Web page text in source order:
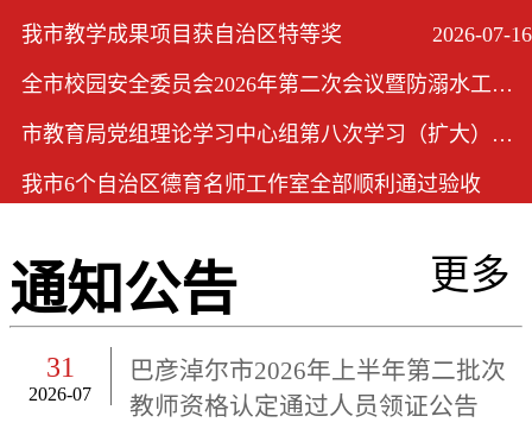
2026-07-17
我市教学成果项目获自治区特等奖 2026-07-16
全市校园安全委员会2026年第二次会议暨防溺水工作会议在市教育局召开
2026-07-03
市教育局党组理论学习中心组第八次学习（扩大）会议召开
2026-06-24
我市6个自治区德育名师工作室全部顺利通过验收
通知公告 更多
31
2026-07
巴彦淖尔市2026年上半年第二批次
教师资格认定通过人员领证公告